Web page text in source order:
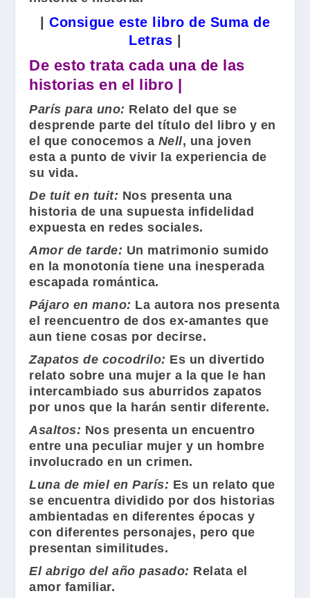
Consigue este libro de Suma de
Letras
De esto trata cada una de las
historias en el libro |
París para uno: Relato del que se
desprende parte del título del libro y en
el que conocemos a Nell, una joven
esta a punto de vivir la experiencia de
su vida.
De tuit en tuit: Nos presenta una
historia de una supuesta infidelidad
expuesta en redes sociales.
Amor de tarde: Un matrimonio sumido
en la monotonía tiene una inesperada
escapada romántica.
Pájaro en mano: La autora nos presenta
el reencuentro de dos ex-amantes que
aun tiene cosas por decirse.
Zapatos de cocodrilo: Es un divertido
relato sobre una mujer a la que le han
intercambiado sus aburridos zapatos
por unos que la harán sentir diferente.
Asaltos: Nos presenta un encuentro
entre una peculiar mujer y un hombre
involucrado en un crimen.
Luna de miel en París: Es un relato que
se encuentra dividido por dos historias
ambientadas en diferentes épocas y
con diferentes personajes, pero que
presentan similitudes.
El abrigo del año pasado: Relata el
amor familiar.